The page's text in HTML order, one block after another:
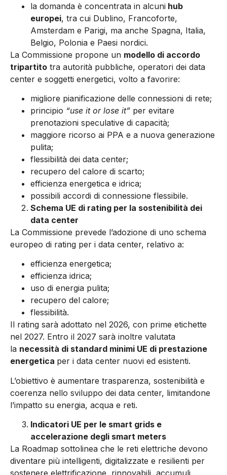
la domanda è concentrata in alcuni hub
europei, tra cui Dublino, Francoforte,
Amsterdam e Parigi, ma anche Spagna, Italia,
Belgio, Polonia e Paesi nordici.
La Commissione propone un modello di accordo
tripartito tra autorità pubbliche, operatori dei data
center e soggetti energetici, volto a favorire:
migliore pianificazione delle connessioni di rete;
principio “use it or lose it” per evitare
prenotazioni speculative di capacità;
maggiore ricorso ai PPA e a nuova generazione
pulita;
flessibilità dei data center;
recupero del calore di scarto;
efficienza energetica e idrica;
possibili accordi di connessione flessibile.
Schema UE di rating per la sostenibilità dei
data center
La Commissione prevede l’adozione di uno schema
europeo di rating per i data center, relativo a:
efficienza energetica;
efficienza idrica;
uso di energia pulita;
recupero del calore;
flessibilità.
Il rating sarà adottato nel 2026, con prime etichette
nel 2027. Entro il 2027 sarà inoltre valutata
la necessità di standard minimi UE di prestazione
energetica per i data center nuovi ed esistenti.
L’obiettivo è aumentare trasparenza, sostenibilità e
coerenza nello sviluppo dei data center, limitandone
l’impatto su energia, acqua e reti.
Indicatori UE per le smart grids e
accelerazione degli smart meters
La Roadmap sottolinea che le reti elettriche devono
diventare più intelligenti, digitalizzate e resilienti per